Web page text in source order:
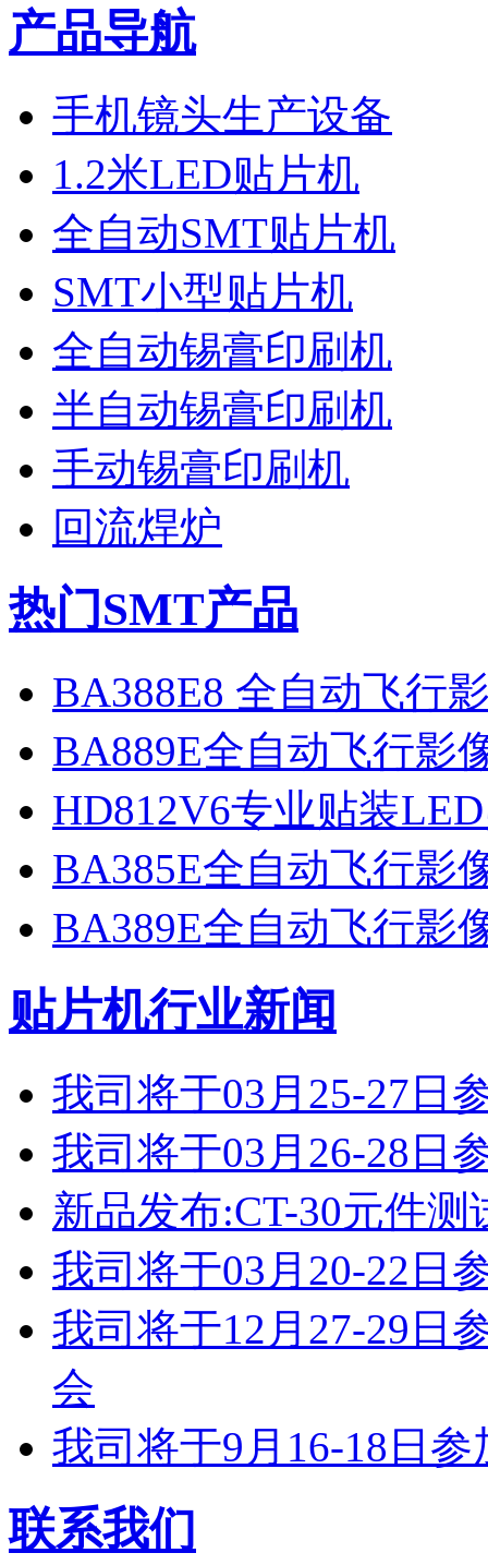
产品导航
手机镜头生产设备
1.2米LED贴片机
全自动SMT贴片机
SMT小型贴片机
全自动锡膏印刷机
半自动锡膏印刷机
手动锡膏印刷机
回流焊炉
热门SMT产品
BA388E8 全自动飞行
BA889E全自动飞行影
HD812V6专业贴装
BA385E全自动飞行影
BA389E全自动飞行影
贴片机行业新闻
我司将于03月25-27日
我司将于03月26-28日
新品发布:CT-30元件测
我司将于03月20-22日
我司将于12月27-29日
会
我司将于9月16-18日
联系我们